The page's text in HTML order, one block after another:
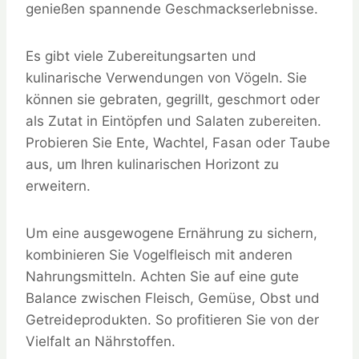
genießen spannende Geschmackserlebnisse.
Es gibt viele Zubereitungsarten und
kulinarische Verwendungen von Vögeln. Sie
können sie gebraten, gegrillt, geschmort oder
als Zutat in Eintöpfen und Salaten zubereiten.
Probieren Sie Ente, Wachtel, Fasan oder Taube
aus, um Ihren kulinarischen Horizont zu
erweitern.
Um eine ausgewogene Ernährung zu sichern,
kombinieren Sie Vogelfleisch mit anderen
Nahrungsmitteln. Achten Sie auf eine gute
Balance zwischen Fleisch, Gemüse, Obst und
Getreideprodukten. So profitieren Sie von der
Vielfalt an Nährstoffen.